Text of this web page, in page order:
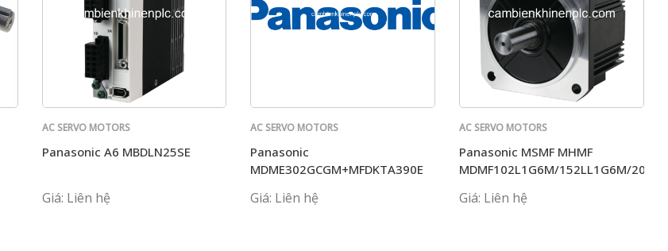
AC SERVO MOTORS
Panasonic A6 MBDLN25SE
Giá: Liên hệ
AC SERVO MOTORS
Panasonic
MDME302GCGM+MFDKTA390E
Giá: Liên hệ
AC SERVO MOTORS
Panasonic MSMF MHMF
MDMF102L1G6M/152LL1G6M/
Giá: Liên hệ